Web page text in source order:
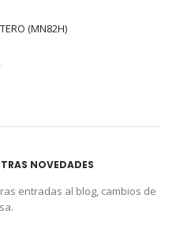
(MN82H)
NOVEDADES
entradas al blog, cambios de